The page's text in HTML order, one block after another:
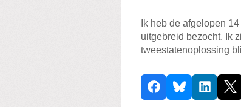
Ik heb de afgelopen
uitgebreid bezocht. Ik
tweestatenoplossing
D
e
FacebookBlueskyLinkedIn
X